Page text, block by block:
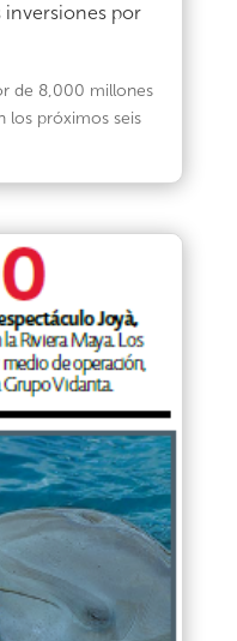
inversiones por
de 8,000 millones
los próximos seis